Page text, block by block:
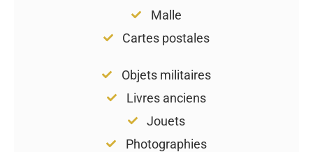
Malle
Cartes postales
Objets militaires
Livres anciens
Jouets
Photographies